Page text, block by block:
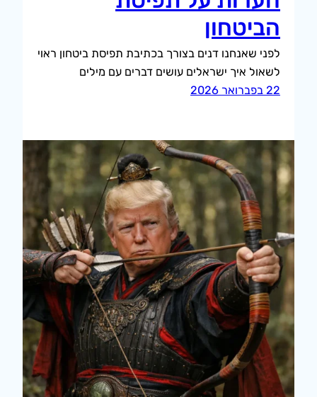
הביטחון
לפני שאנחנו דנים בצורך בכתיבת תפיסת ביטחון ראוי
לשאול איך ישראלים עושים דברים עם מילים
22 בפברואר 2026